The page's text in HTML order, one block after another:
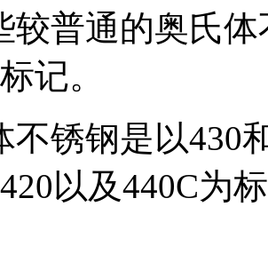
较普通的奥氏
记。
锈钢是以430
以及440C为